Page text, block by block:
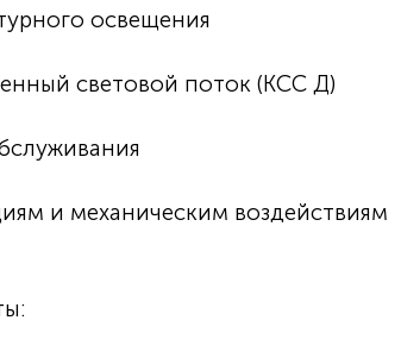
освещения
световой поток (КСС Д)
и механическим воздействиям